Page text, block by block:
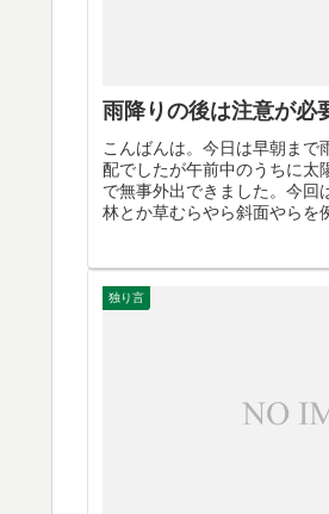
雨降りの後は注意が必
こんばんは。今日は早朝まで
配でしたが午前中のうちに太
で無事外出できました。今回
林とか草むらやら斜面やらを
独り言